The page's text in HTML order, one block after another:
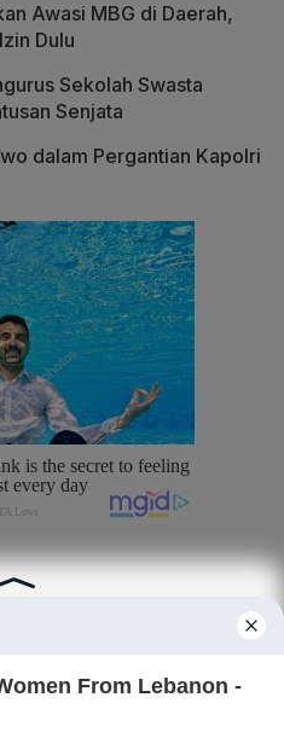
Awasi MBG di Daerah,
Dulu
Sekolah Swasta
Senjata
dalam Pergantian Kapolri